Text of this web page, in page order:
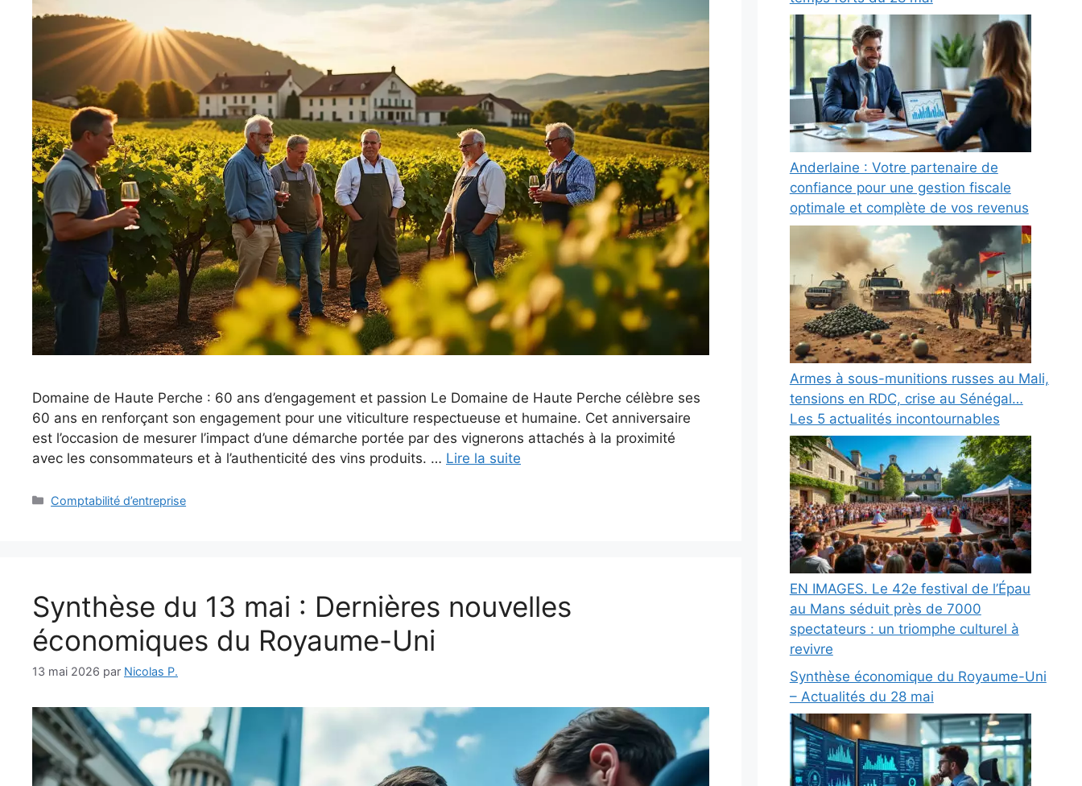
Domaine de Haute Perche : 60 ans d’engagement et passion Le Domaine de Haute Perche célèbre ses
60 ans en renforçant son engagement pour une viticulture respectueuse et humaine. Cet anniversaire
est l’occasion de mesurer l’impact d’une démarche portée par des vignerons attachés à la proximité
avec les consommateurs et à l’authenticité des vins produits. … Lire la suite
Catégories
Comptabilité d’entreprise
Synthèse du 13 mai : Dernières nouvelles
économiques du Royaume-Uni
13 mai 2026 par Nicolas P.
Anderlaine : Votre partenaire de
confiance pour une gestion fiscale
optimale et complète de vos revenus
Armes à sous-munitions russes au Mali,
tensions en RDC, crise au Sénégal…
Les 5 actualités incontournables
EN IMAGES. Le 42e festival de l’Épau
au Mans séduit près de 7000
spectateurs : un triomphe culturel à
revivre
Synthèse économique du Royaume-Uni
– Actualités du 28 mai